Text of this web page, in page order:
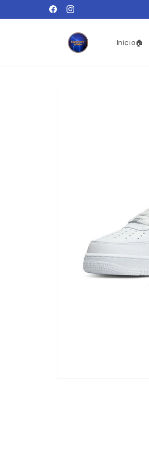
directamente
al contenidoFacebookInstagram
Más de 1,000 clientes
Inicio🏠